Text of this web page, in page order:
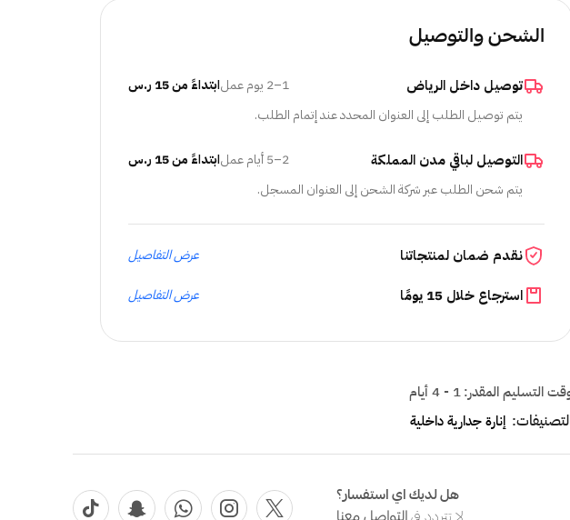
الشحن والتوصيل
توصيل داخل الرياض 1–2 يوم عمل
ابتداءً من 15 ر.س
يتم توصيل الطلب إلى العنوان المحدد عند إتمام الطلب.
التوصيل لباقي مدن المملكة 2–5 أيام عمل
ابتداءً من 15 ر.س
يتم شحن الطلب عبر شركة الشحن إلى العنوان المسجل.
نقدم ضمان لمنتجاتنا عرض التفاصيل
استرجاع خلال 15 يومًا عرض التفاصيل
التسليم المقدر:1 - 4 أيام
إنارة جدارية داخلية
هل لديك اي استفسار؟